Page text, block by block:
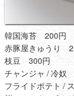
韓国海苔 200円
赤豚屋きゅうり
枝豆 300円
チャンジャ / 冷奴
フライドポテト /